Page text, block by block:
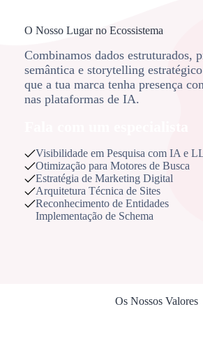
O Nosso Lugar no Ecossistema
Combinamos dados estruturados,
semântica e storytelling
que a tua marca tenha presença
nas plataformas de IA.
Visibilidade em Pesquisa com IA e
Otimização para Motores de Busca
Estratégia de Marketing Digital
Arquitetura Técnica de Sites
Reconhecimento de Entidades
Implementação de Schema
Os Nossos Valores